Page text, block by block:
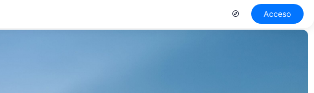
Acceso